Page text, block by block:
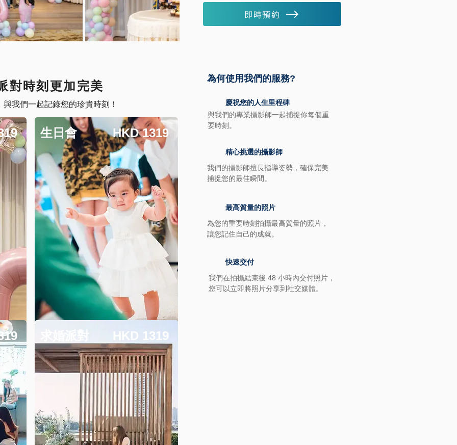
對時刻更加完美
我們一起記錄您的珍貴時刻！
生日會 HKD 1319
求婚派對 HKD 1319
即時預約
為何使用我們的服務?
慶祝您的人生里程碑
與我們的專業攝影師一起捕捉你每個重
要時刻。
精心挑選的攝影師
我們的攝影師擅長指導姿勢，確保完美
捕捉您的最佳瞬間。
最高質量的照片
為您的重要時刻拍攝最高質量的照片，
讓您記住自己的成就。
快速交付
我們在拍攝結束後 48 小時內交付照片，
您可以立即將照片分享到社交媒體。